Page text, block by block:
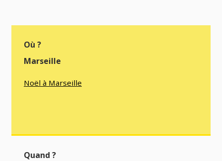
Où ?
Marseille
Noël à Marseille
Quand ?